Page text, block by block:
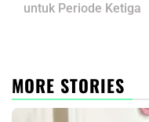
untuk Periode Ketiga
MORE STORIES